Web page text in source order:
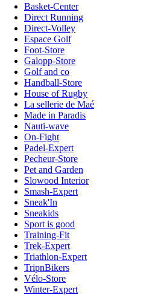
Basket-Center
Direct Running
Direct-Volley
Espace Golf
Foot-Store
Galopp-Store
Golf and co
Handball-Store
House of Rugby
La sellerie de Maé
Made in Paradis
Nauti-wave
On-Fight
Padel-Expert
Pecheur-Store
Pet and Garden
Slowood Interior
Smash-Expert
Sneak'In
Sneakids
Sport is good
Training-Fit
Trek-Expert
Triathlon-Expert
TripnBikers
Vélo-Store
Winter-Expert